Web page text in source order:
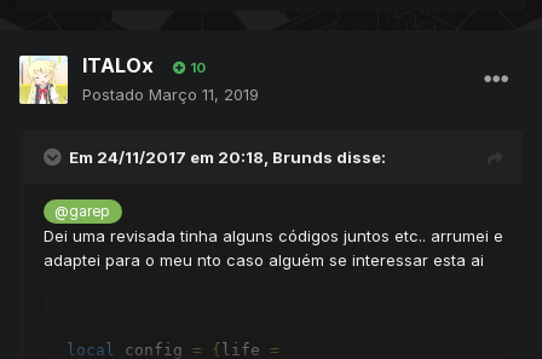
ITALOx 10
Postado Março 11, 2019
Em 24/11/2017 em 20:18, Brunds disse:
@garep
Dei uma revisada tinha alguns códigos juntos etc.. arrumei e
adaptei para o meu nto caso alguém se interessar esta ai
local config = { life =